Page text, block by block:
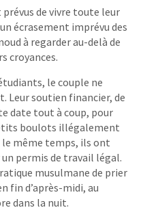
de vivre toute leur
écrasement imprévu des
à regarder au-delà de
croyances.
le couple ne
Leur soutien financier, de
date tout à coup, pour
boulots illégalement
le même temps, ils ont
permis de travail légal.
musulmane de prier
fin d’après-midi, au
dans la nuit.